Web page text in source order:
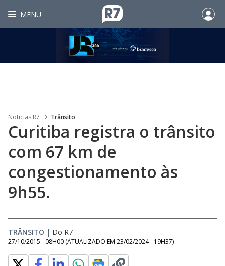
MENU
Noticias R7 Trânsito
Curitiba registra o trânsito
com 67 km de
congestionamento às
9h55.
TRÂNSITO | Do R7
27/10/2015 - 08H00 (ATUALIZADO EM 23/02/2024 - 19H37)